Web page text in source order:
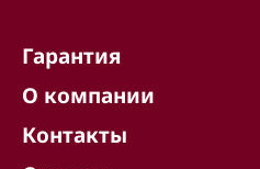
Гарантия
О компании
Контакты